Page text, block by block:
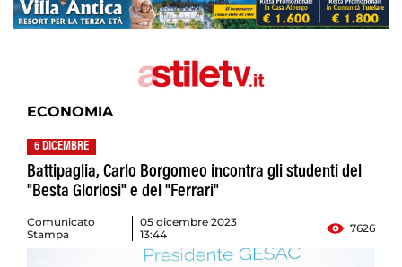
ECONOMIA
6 DICEMBRE
Battipaglia, Carlo Borgomeo incontra gli studenti del
"Besta Gloriosi" e del "Ferrari"
Comunicato
Stampa
05 dicembre 2023
13:44
7626